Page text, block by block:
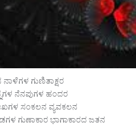
ಗುಣಿತಾಕ್ಷರ
ನೆನಪುಗಳ ಹಂದರ
ಸಂಕಲನ ವ್ಯವಕಲನ
ಗುಣಾಕಾರ ಭಾಗಾಕಾರದ ಜತನ